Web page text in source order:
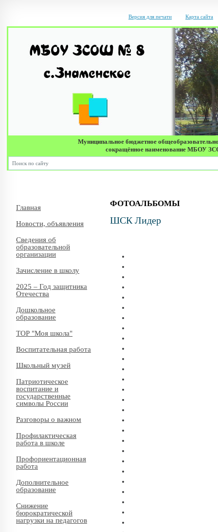
Версия для печати Карта сайта
Муниципальное бюджетное
сокращённое наименование МБОУ
Главная
Новости, объявления
Сведения об
образовательной
организации
Зачисление в школу
2025 – Год защитника
Отечества
Дошкольное
образование
ТОР "Моя школа"
Воспитательная работа
Школьный музей
Патриотическое
воспитание и
государственные
символы России
Разговоры о важном
Профилактическая
работа в школе
Профориентационная
работа
Дополнительное
образование
Снижение
бюрократической
нагрузки на педагогов
ФОТОАЛЬБОМЫ
ШСК Лидер